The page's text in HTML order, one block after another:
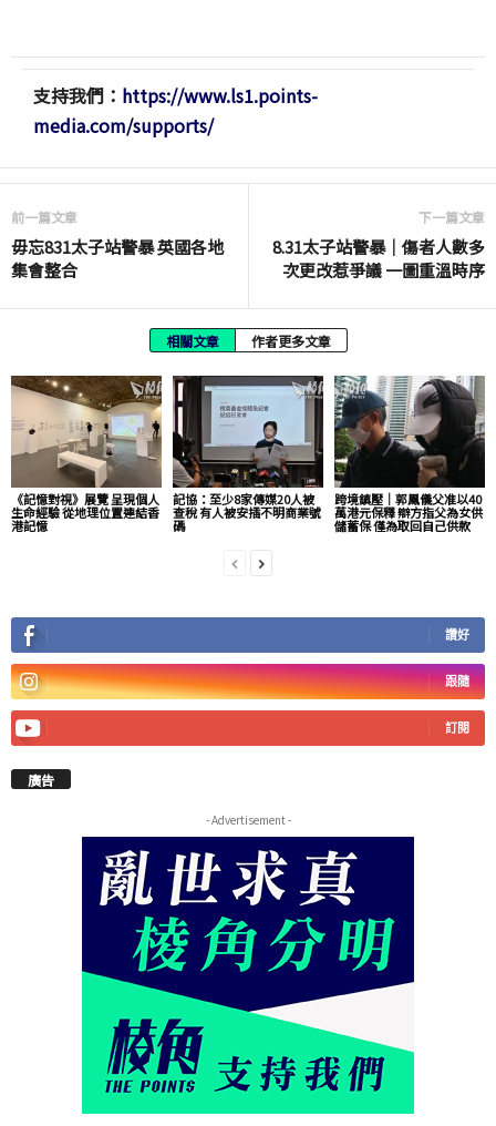
支持我們： https://www.ls1.points-
media.com/supports/
前一篇文章
毋忘831太子站警暴 英國各地
集會整合
下一篇文章
8.31太子站警暴｜傷者人數多
次更改惹爭議 一圖重溫時序
相關文章 作者更多文章
《記憶對視》展覽 呈現個人
生命經驗 從地理位置連結香
港記憶
記協：至少8家傳媒20人被
查稅 有人被安插不明商業號
碼
跨境鎮壓｜郭鳳儀父准以40
萬港元保釋 辯方指父為女供
儲蓄保 僅為取回自己供款
讚好
跟隨
訂閱
廣告
- Advertisement -